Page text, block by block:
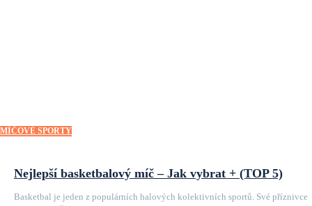
MÍČOVÉ SPORTY
Nejlepší basketbalový míč – Jak vybrat + (TOP 5)
Basketbal je jeden z populárních halových kolektivních sportů. Své příznivce